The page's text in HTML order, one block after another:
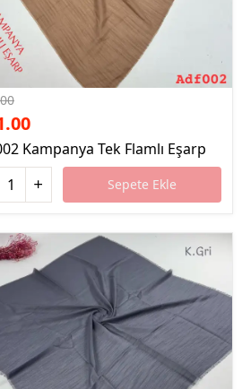
Kampanya Tek Flamlı Eşarp
Sepete Ekle